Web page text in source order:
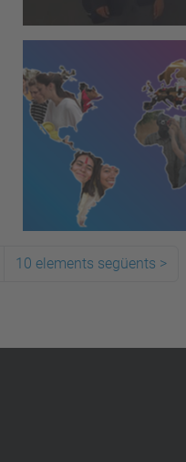
10 elements següents >